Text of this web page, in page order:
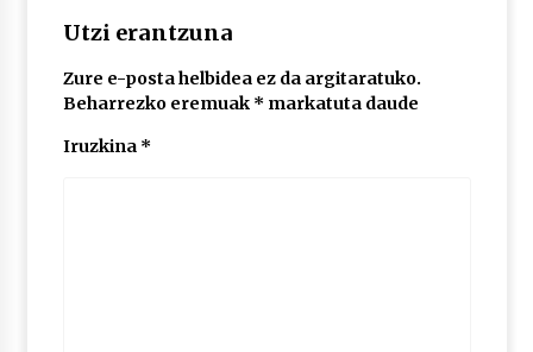
MUSIBLA #297: Bide, Boards Of Canada, Somak,
Tiga, Twisted Teens, Underscores, Habia
Utzi erantzuna
Zure e-posta helbidea ez da argitaratuko.
Beharrezko eremuak * markatuta daude
Iruzkina *